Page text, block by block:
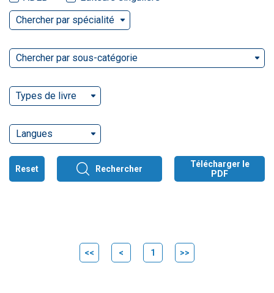
Chercher par spécialité
Chercher par sous-catégorie
Types de livre
Langues
Reset Rechercher
Télécharger le
PDF
<< < 1 >>